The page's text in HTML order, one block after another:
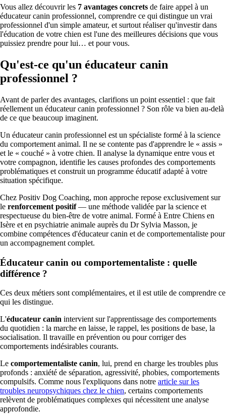
Vous allez découvrir les 7 avantages concrets de faire appel à un
éducateur canin professionnel, comprendre ce qui distingue un vrai
professionnel d'un simple amateur, et surtout réaliser qu'investir dans
l'éducation de votre chien est l'une des meilleures décisions que vous
puissiez prendre pour lui… et pour vous.
Qu'est-ce qu'un éducateur canin
professionnel ?
Avant de parler des avantages, clarifions un point essentiel : que fait
réellement un éducateur canin professionnel ? Son rôle va bien au-delà
de ce que beaucoup imaginent.
Un éducateur canin professionnel est un spécialiste formé à la science
du comportement animal. Il ne se contente pas d'apprendre le « assis »
et le « couché » à votre chien. Il analyse la dynamique entre vous et
votre compagnon, identifie les causes profondes des comportements
problématiques et construit un programme éducatif adapté à votre
situation spécifique.
Chez Positiv Dog Coaching, mon approche repose exclusivement sur
le renforcement positif— une méthode validée par la science et
respectueuse du bien-être de votre animal. Formé à Entre Chiens en
Isère et en psychiatrie animale auprès du Dr Sylvia Masson, je
combine compétences d'éducateur canin et de comportementaliste pour
un accompagnement complet.
Éducateur canin ou comportementaliste : quelle
différence ?
Ces deux métiers sont complémentaires, et il est utile de comprendre ce
qui les distingue.
L'éducateur canin intervient sur l'apprentissage des comportements
du quotidien : la marche en laisse, le rappel, les positions de base, la
socialisation. Il travaille en prévention ou pour corriger des
comportements indésirables courants.
Le comportementaliste canin, lui, prend en charge les troubles plus
profonds : anxiété de séparation, agressivité, phobies, comportements
compulsifs. Comme nous l'expliquons dans notre article sur les
troubles neuropsychiques chez le chien, certains comportements
relèvent de problématiques complexes qui nécessitent une analyse
approfondie.